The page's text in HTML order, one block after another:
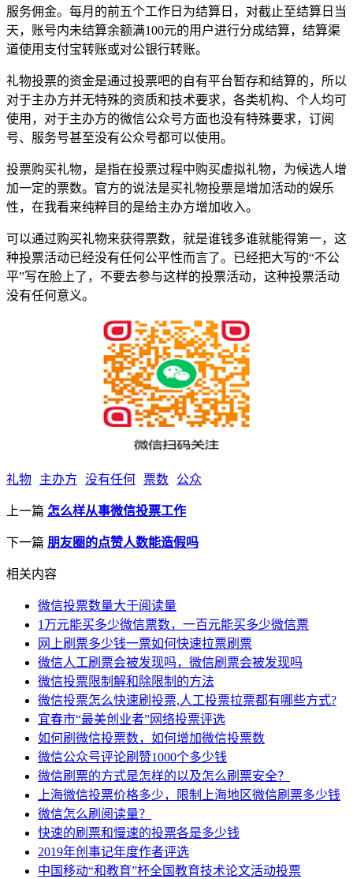
服务佣金。每月的前五个工作日为结算日，对截止至结算日当
天，账号内未结算余额满100元的用户进行分成结算，结算渠
道使用支付宝转账或对公银行转账。
礼物投票的资金是通过投票吧的自有平台暂存和结算的，所以
对于主办方并无特殊的资质和技术要求，各类机构、个人均可
使用，对于主办方的微信公众号方面也没有特殊要求，订阅
号、服务号甚至没有公众号都可以使用。
投票购买礼物，是指在投票过程中购买虚拟礼物，为候选人增
加一定的票数。官方的说法是买礼物投票是增加活动的娱乐
性，在我看来纯粹目的是给主办方增加收入。
可以通过购买礼物来获得票数，就是谁钱多谁就能得第一，这
种投票活动已经没有任何公平性而言了。已经把大写的“不公
平”写在脸上了，不要去参与这样的投票活动，这种投票活动
没有任何意义。
礼物 主办方 没有任何 票数 公众
上一篇 怎么样从事微信投票工作
下一篇 朋友圈的点赞人数能造假吗
相关内容
微信投票数量大于阅读量
1万元能买多少微信票数，一百元能买多少微信票
网上刷票多少钱一票如何快速拉票刷票
微信人工刷票会被发现吗，微信刷票会被发现吗
微信投票限制解和除限制的方法
微信投票怎么快速刷投票,人工投票拉票都有哪些方式?
宜春市“最美创业者”网络投票评选
如何刷微信投票数，如何增加微信投票数
微信公众号评论刷赞1000个多少钱
微信刷票的方式是怎样的以及怎么刷票安全？
上海微信投票价格多少，限制上海地区微信刷票多少钱
微信怎么刷阅读量？
快速的刷票和慢速的投票各是多少钱
2019年创事记年度作者评选
中国移动“和教育”杯全国教育技术论文活动投票